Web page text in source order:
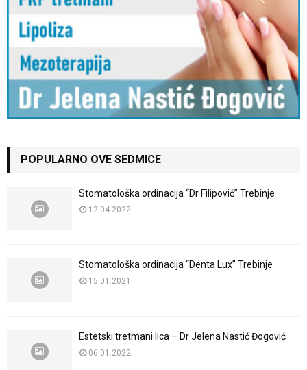
POPULARNO OVE SEDMICE
Stomatološka ordinacija “Dr Filipović” Trebinje
12.04.2022
Stomatološka ordinacija “Denta Lux” Trebinje
15.01.2021
Estetski tretmani lica – Dr Jelena Nastić Đogović
06.01.2022